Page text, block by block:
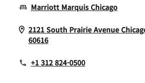
Marriott Marquis ChicagoOpens
2121 South Prairie Avenue
60616Opens In New Window
+1 312 824-0500